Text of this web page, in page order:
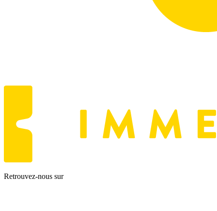
Retrouvez-nous sur